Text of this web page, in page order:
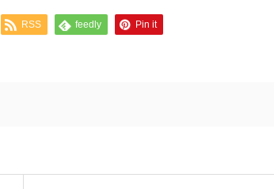
RSS feedly Pin it